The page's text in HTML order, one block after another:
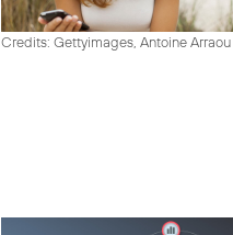
Credits: Gettyimages, Antoine Arraou